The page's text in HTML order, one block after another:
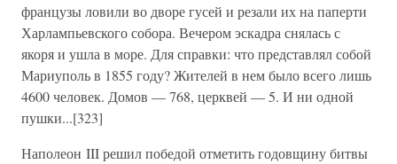
французы ловили во дворе гусей и резали их на паперти
Харлампьевского собора. Вечером эскадра снялась с
якоря и ушла в море. Для справки: что представлял собой
Мариуполь в 1855 году? Жителей в нем было всего лишь
4600 человек. Домов — 768, церквей — 5. И ни одной
пушки...[323]
Наполеон III решил победой отметить годовщину битвы